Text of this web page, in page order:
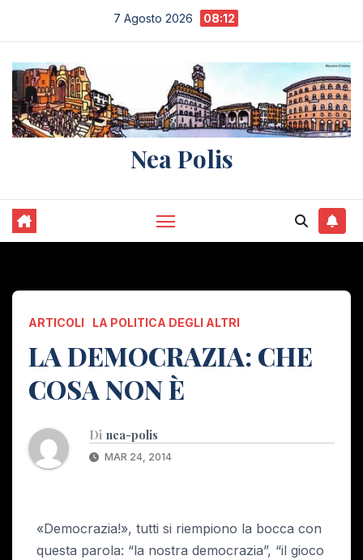
contenuto
7 Agosto 2026 08:12
Nea Polis
ARTICOLI LA POLITICA DEGLI ALTRI
LA DEMOCRAZIA: CHE
COSA NON È
Di nea-polis
MAR 24, 2014
«Democrazia!», tutti si riempiono la bocca con
questa parola: “la nostra democrazia”, “il gioco